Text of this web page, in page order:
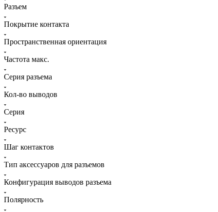
Разъем
Покрытие контакта
Пространственная ориентация
Частота макс.
Серия разъема
Кол-во выводов
Серия
Ресурс
Шаг контактов
Тип аксессуаров для разъемов
Конфигурация выводов разъема
Полярность